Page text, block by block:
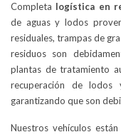
Completa logística en
de aguas y lodos
residuales, trampas de
residuos son
plantas de tratamiento
recuperación de lodos
garantizando que son
Nuestros vehículos